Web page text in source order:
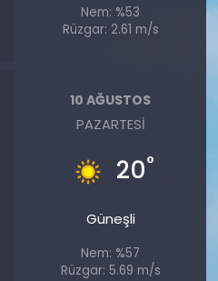
Nem: %53
Rüzgar: 2.61 m/s
10 AĞUSTOS
PAZARTESI
20°
Güneşli
Nem: %57
Rüzgar: 5.69 m/s